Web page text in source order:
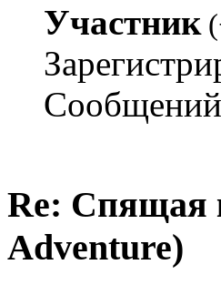
Участник(
Re: Спящая
Adventure)